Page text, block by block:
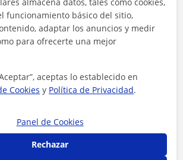
funcionamiento básico del sitio,
adaptar los anuncios y medir
para ofrecerte una mejor
aceptas lo establecido en
Cookies y Política de Privacidad.
Panel de Cookies
Rechazar